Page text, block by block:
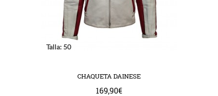
Talla: 50
CHAQUETA DAINESE
169,90€